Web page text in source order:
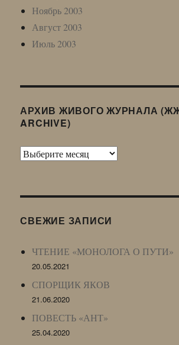
Ноябрь 2003
Август 2003
Июль 2003
АРХИВ ЖИВОГО ЖУРНАЛА
ARCHIVE)
Архив
LJ
СВЕЖИЕ ЗАПИСИ
ЧТЕНИЕ «МОНОЛОГА О ПУТИ»
20.05.2021
СПОРЩИК ЯКОВ
21.06.2020
ПОВЕСТЬ «АНТ»
25.04.2020